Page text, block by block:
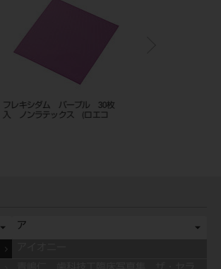
フレキシダム パープル 30枚
入 ノンラテックス (ロエコ
ア